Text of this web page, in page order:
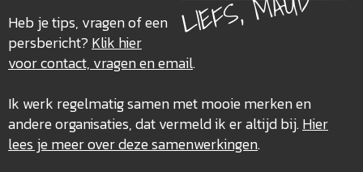
Heb je tips, vragen of een
persbericht? Klik hier
voor contact, vragen en email.
Ik werk regelmatig samen met mooie merken en
andere organisaties, dat vermeld ik er altijd bij.Hier
lees je meer over dezesamenwerkingen.